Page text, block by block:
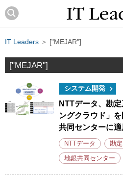
IT Leaders ＞ ["MEJAR"]
["MEJAR"]
システム開発
NTTデータ、勘
ングクラウド」
共同センターに適
NTTデータ 勘
地銀共同センター